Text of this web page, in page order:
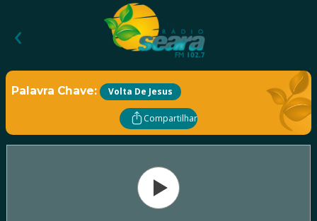
‹
Palavra Chave: Volta De Jesus
Compartilhar